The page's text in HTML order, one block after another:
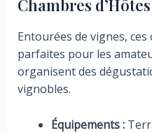
Chambres
Entourées de vignes,
parfaites pour les
organisent des
vignobles.
Équipements :